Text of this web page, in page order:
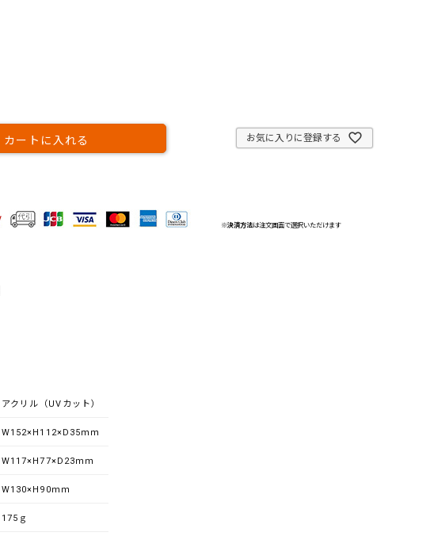
お気に入りに登録する
カートに入れる
※決済方法は注文画面で選択いただけます
アクリル（UVカット）
W152×H112×D35ｍｍ
W117×H77×D23ｍｍ
W130×H90ｍｍ
175ｇ